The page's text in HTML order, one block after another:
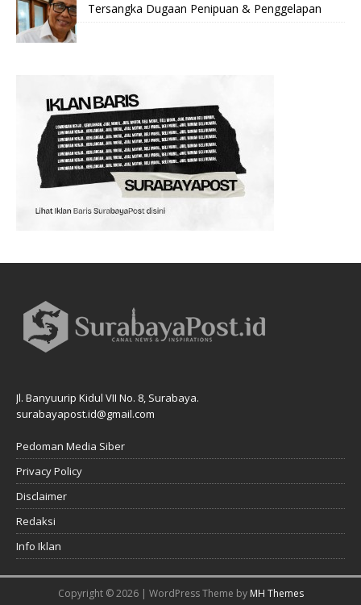
Tersangka Dugaan Penipuan & Penggelapan
Jl. Banyuurip Kidul VII No. 8, Surabaya.
surabayapost.id@gmail.com
Pedoman Media Siber
Privacy Policy
Disclaimer
Redaksi
Info Iklan
Copyright © 2026 | WordPress Theme by MH Themes